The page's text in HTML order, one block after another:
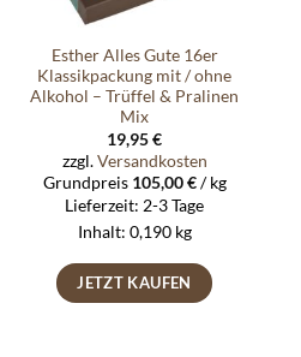
Esther Alles Gute 16er
Klassikpackung mit / ohne
Alkohol – Trüffel & Pralinen
Mix
19,95€
zzgl.Versandkosten
Grundpreis 105,00€/kg
Lieferzeit: 2-3 Tage
Inhalt: 0,190 kg
JETZT KAUFEN